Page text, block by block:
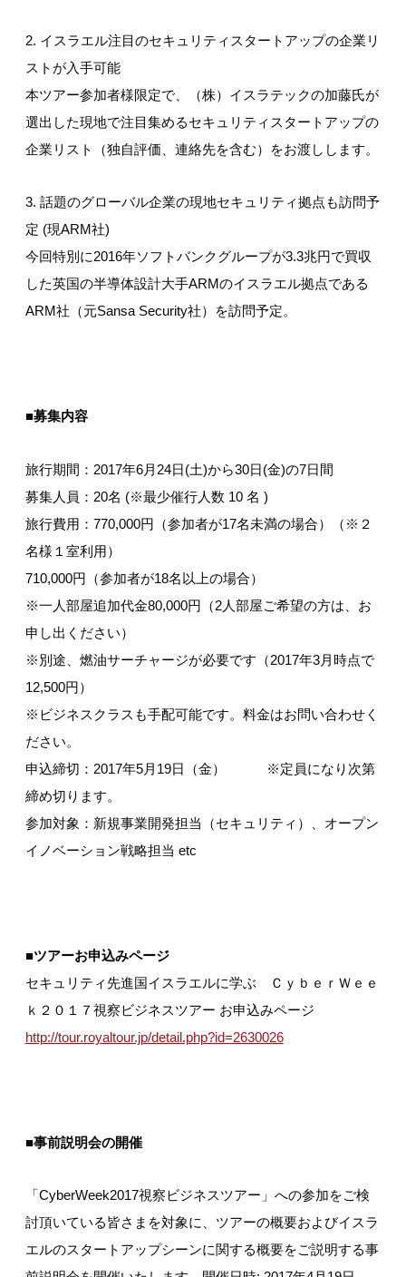
2. イスラエル注目のセキュリティスタートアップの企業リ
ストが入手可能
本ツアー参加者様限定で、（株）イスラテックの加藤氏が
選出した現地で注目集めるセキュリティスタートアップの
企業リスト（独自評価、連絡先を含む）をお渡しします。
3. 話題のグローバル企業の現地セキュリティ拠点も訪問予
定 (現ARM社)
今回特別に2016年ソフトバンクグループが3.3兆円で買収
した英国の半導体設計大手ARMのイスラエル拠点である
ARM社（元Sansa Security社）を訪問予定。
■募集内容
旅行期間：2017年6月24日(土)から30日(金)の7日間
募集人員：20名 (※最少催行人数 10 名 )
旅行費用：770,000円（参加者が17名未満の場合）（※２
名様１室利用）
710,000円（参加者が18名以上の場合）
※一人部屋追加代金80,000円（2人部屋ご希望の方は、お
申し出ください）
※別途、燃油サーチャージが必要です（2017年3月時点で
12,500円）
※ビジネスクラスも手配可能です。料金はお問い合わせく
ださい。
申込締切：2017年5月19日（金） ※定員になり次第
締め切ります。
参加対象：新規事業開発担当（セキュリティ）、オープン
イノベーション戦略担当 etc
■ツアーお申込みページ
セキュリティ先進国イスラエルに学ぶ ＣｙｂｅｒＷｅｅ
ｋ２０１７視察ビジネスツアー お申込みページ
http://tour.royaltour.jp/detail.php?id=2630026
■事前説明会の開催
「CyberWeek2017視察ビジネスツアー」への参加をご検
討頂いている皆さまを対象に、ツアーの概要およびイスラ
エルのスタートアップシーンに関する概要をご説明する事